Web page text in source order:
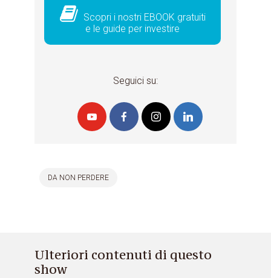
Scopri i nostri EBOOK gratuiti
e le guide per investire
Seguici su:
DA NON PERDERE
Ulteriori contenuti di questo
show